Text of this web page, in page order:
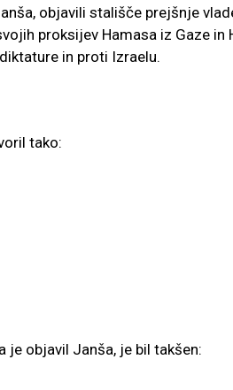
objavili stališče prejšnje
proksijev Hamasa iz Gaze
in proti Izraelu.
tako:
je objavil Janša, je bil takšen: